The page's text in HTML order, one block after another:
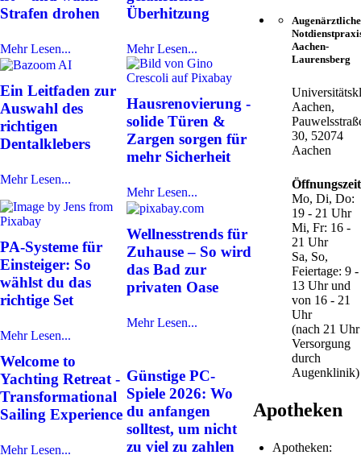
Strafen drohen
Mehr Lesen...
Überhitzung
Mehr Lesen...
Ein Leitfaden zur
Auswahl des
richtigen
Dentalklebers
Mehr Lesen...
Hausrenovierung -
solide Türen &
Zargen sorgen für
mehr Sicherheit
Mehr Lesen...
PA-Systeme für
Einsteiger: So
wählst du das
richtige Set
Mehr Lesen...
Wellnesstrends für
Zuhause – So wird
das Bad zur
privaten Oase
Mehr Lesen...
Welcome to
Yachting Retreat -
Transformational
Sailing Experience
Mehr Lesen...
Günstige PC-
Spiele 2026: Wo
du anfangen
solltest, um nicht
zu viel zu zahlen
Augenärztliche
Aachen-
Laurensberg
Aachen,
30, 52074
Aachen
Mo, Di, Do:
19 - 21 Uhr
Mi, Fr: 16 -
21 Uhr
Sa, So,
Feiertage: 9 -
13 Uhr und
von 16 - 21
Uhr
(nach 21 Uhr
Versorgung
durch
Augenklinik)
Apotheken
Apotheken: